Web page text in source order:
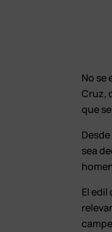
No se
Cruz,
que
sea
El edil